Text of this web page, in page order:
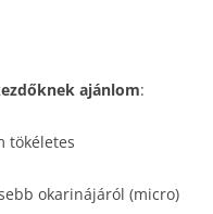
ajánlom:
tökéletes
okarinájáról (micro)